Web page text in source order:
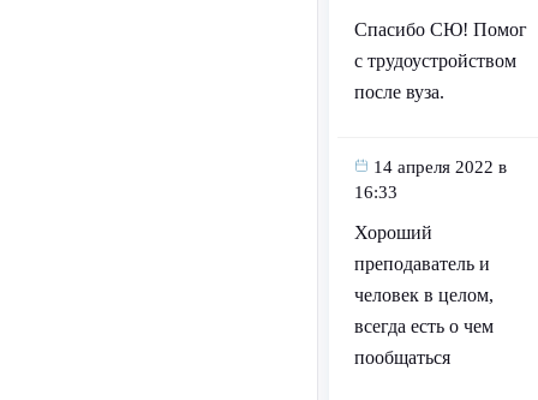
Спасибо СЮ! Помог
с трудоустройством
после вуза.
14 апреля 2022 в
16:33
Хороший
преподаватель и
человек в целом,
всегда есть о чем
пообщаться